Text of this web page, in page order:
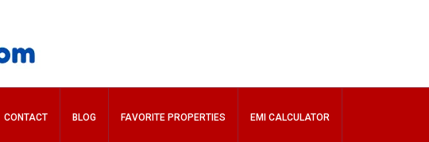
CONTACT BLOG FAVORITE PROPERTIES EMI CALCULATOR